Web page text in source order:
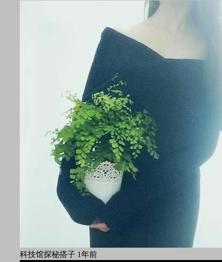
科技馆探秘搭子 1年前